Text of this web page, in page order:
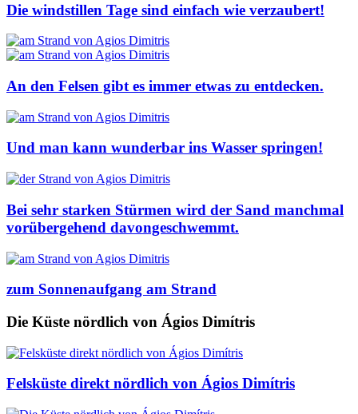
Die windstillen Tage sind einfach wie verzaubert!
An den Felsen gibt es immer etwas zu entdecken.
Und man kann wunderbar ins Wasser springen!
Bei sehr starken Stürmen wird der Sand manchmal
vorübergehend davongeschwemmt.
zum Sonnenaufgang am Strand
Die Küste nördlich von Ágios Dimítris
Felsküste direkt nördlich von Ágios Dimítris